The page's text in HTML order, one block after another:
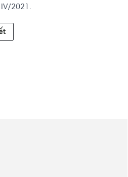
các căn cùng view 1 tỷ bán 5,2
sáng
2021.